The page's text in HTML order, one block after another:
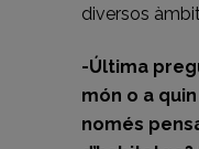
diversos
-Última
món o a
només